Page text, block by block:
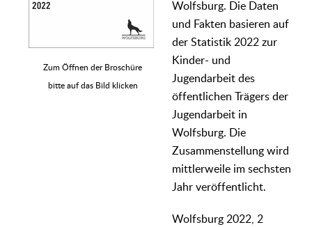
Zum Öffnen der Broschüre
bitte auf das Bild klicken
Wolfsburg. Die Daten
und Fakten basieren auf
der Statistik 2022 zur
Kinder- und
Jugendarbeit des
öffentlichen Trägers der
Jugendarbeit in
Wolfsburg. Die
Zusammenstellung wird
mittlerweile im sechsten
Jahr veröffentlicht.
Wolfsburg 2022, 2